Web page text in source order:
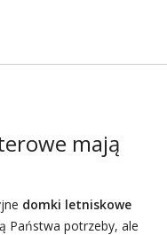
mają
domki letniskowe
Państwa potrzeby, ale